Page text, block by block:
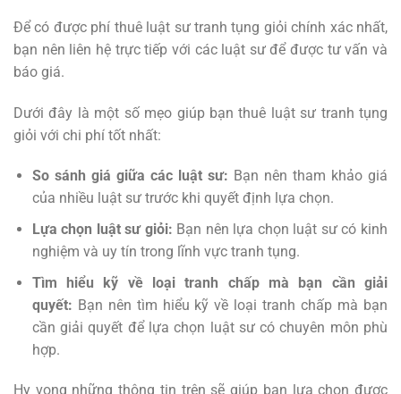
Để có được phí thuê luật sư tranh tụng giỏi chính xác nhất,
bạn nên liên hệ trực tiếp với các luật sư để được tư vấn và
báo giá.
Dưới đây là một số mẹo giúp bạn thuê luật sư tranh tụng
giỏi với chi phí tốt nhất:
So sánh giá giữa các luật sư: Bạn nên tham khảo giá
của nhiều luật sư trước khi quyết định lựa chọn.
Lựa chọn luật sư giỏi: Bạn nên lựa chọn luật sư có kinh
nghiệm và uy tín trong lĩnh vực tranh tụng.
Tìm hiểu kỹ về loại tranh chấp mà bạn cần giải
quyết: Bạn nên tìm hiểu kỹ về loại tranh chấp mà bạn
cần giải quyết để lựa chọn luật sư có chuyên môn phù
hợp.
Hy vọng những thông tin trên sẽ giúp bạn lựa chọn được